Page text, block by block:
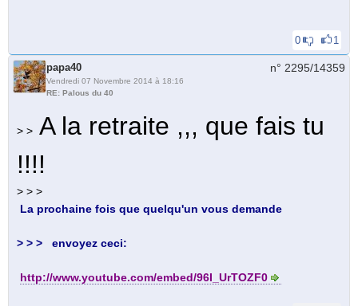
0 1
papa40
Vendredi 07 Novembre 2014 à 18:16
RE: Palous du 40
n° 2295/14359
> > A la retraite ,,, que fais tu
!!!!
> > >
La prochaine fois que quelqu'un vous demande
> > > envoyez ceci:
http://www.youtube.com/embed/96I_UrTOZF0